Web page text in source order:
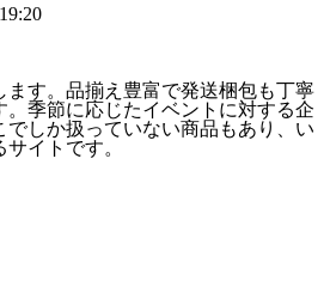
ます。品揃え豊富で発送梱包も丁寧
。季節に応じたイベントに対する企
しか扱っていない商品もあり、い
イトです。